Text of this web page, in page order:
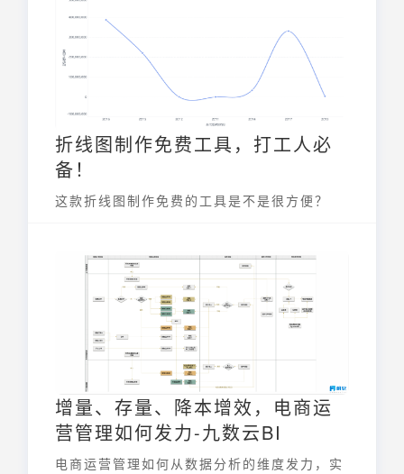
收费标准怎样计算的。
折线图制作免费工具，打工人必
备！
这款折线图制作免费的工具是不是很方便？
增量、存量、降本增效，电商运
营管理如何发力-九数云BI
电商运营管理如何从数据分析的维度发力，实